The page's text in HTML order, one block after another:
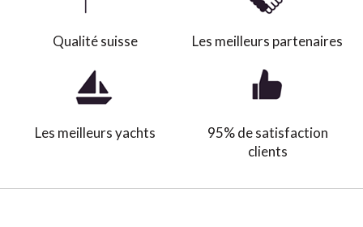
Qualité suisse Les meilleurs partenaires
Les meilleurs yachts
95% de satisfaction
clients